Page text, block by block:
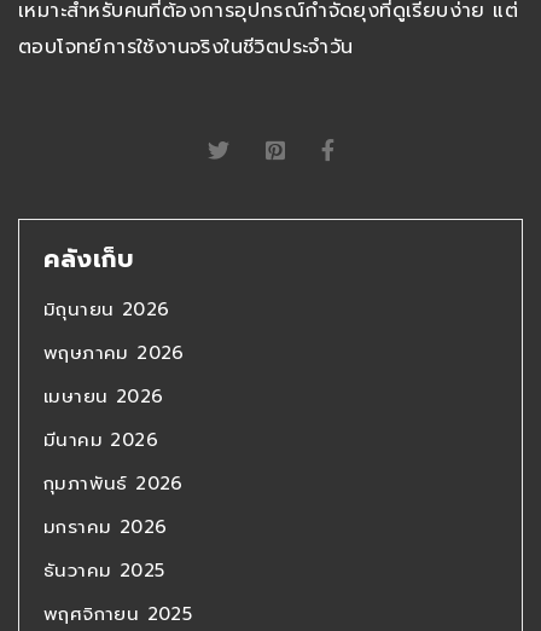
เหมาะสำหรับคนที่ต้องการอุปกรณ์กำจัดยุงที่ดูเรียบง่าย แต่
ตอบโจทย์การใช้งานจริงในชีวิตประจำวัน
คลังเก็บ
มิถุนายน 2026
พฤษภาคม 2026
เมษายน 2026
มีนาคม 2026
กุมภาพันธ์ 2026
มกราคม 2026
ธันวาคม 2025
พฤศจิกายน 2025